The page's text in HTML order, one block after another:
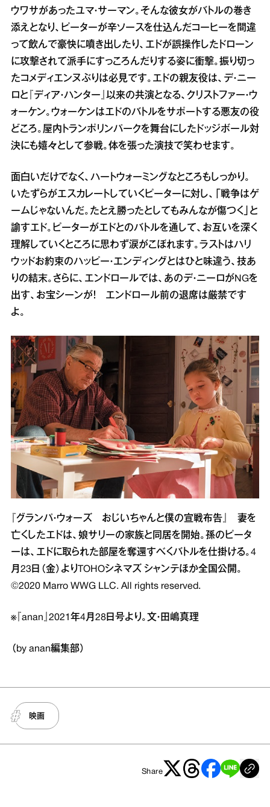
ウワサがあったユマ・サーマン。そんな彼女がバトルの巻き
添えとなり、ピーターが辛ソースを仕込んだコーヒーを間違
って飲んで豪快に噴き出したり、エドが誤操作したドローン
に攻撃されて派手にすっころんだりする姿に衝撃。振り切っ
たコメディエンヌぶりは必見です。エドの親友役は、デ・ニー
ロと『ディア・ハンター』以来の共演となる、クリストファー・ウ
ォーケン。ウォーケンはエドのバトルをサポートする悪友の役
どころ。屋内トランポリンパークを舞台にしたドッジボール対
決にも嬉々として参戦。体を張った演技で笑わせます。
面白いだけでなく、ハートウォーミングなところもしっかり。
いたずらがエスカレートしていくピーターに対し、「戦争はゲ
ームじゃないんだ。たとえ勝ったとしてもみんなが傷つく」と
諭すエド。ピーターがエドとのバトルを通して、お互いを深く
理解していくところに思わず涙がこぼれます。ラストはハリ
ウッドお約束のハッピー・エンディングとはひと味違う、技あ
りの結末。さらに、エンドロールでは、あのデ・ニーロがNGを
出す、お宝シーンが！ エンドロール前の退席は厳禁です
よ。
『グランパ・ウォーズ おじいちゃんと僕の宣戦布告』 妻を
亡くしたエドは、娘サリーの家族と同居を開始。孫のピータ
ーは、エドに取られた部屋を奪還すべくバトルを仕掛ける。4
月23日（金）よりTOHOシネマズ シャンテほか全国公開。
©2020 Marro WWG LLC. All rights reserved.
※『anan』2021年4月28日号より。文・田嶋真理
（by anan編集部）
映画
Share